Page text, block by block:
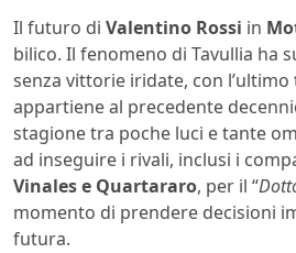
Il futuro di Valentino Rossi in
bilico. Il fenomeno di Tavullia ha
senza vittorie iridate, con
appartiene al precedente
stagione tra poche luci e tante
ad inseguire i rivali, inclusi i
Vinales e Quartararo, per il “
momento di prendere decisioni
futura.